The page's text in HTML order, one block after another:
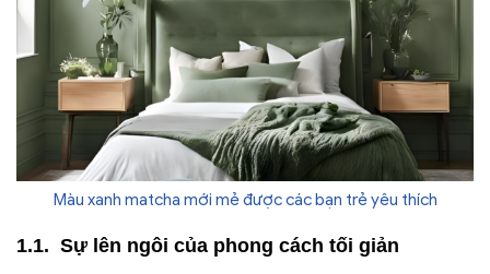
Màu xanh matcha mới mẻ được các bạn trẻ yêu thích
Sự lên ngôi của phong cách tối giản